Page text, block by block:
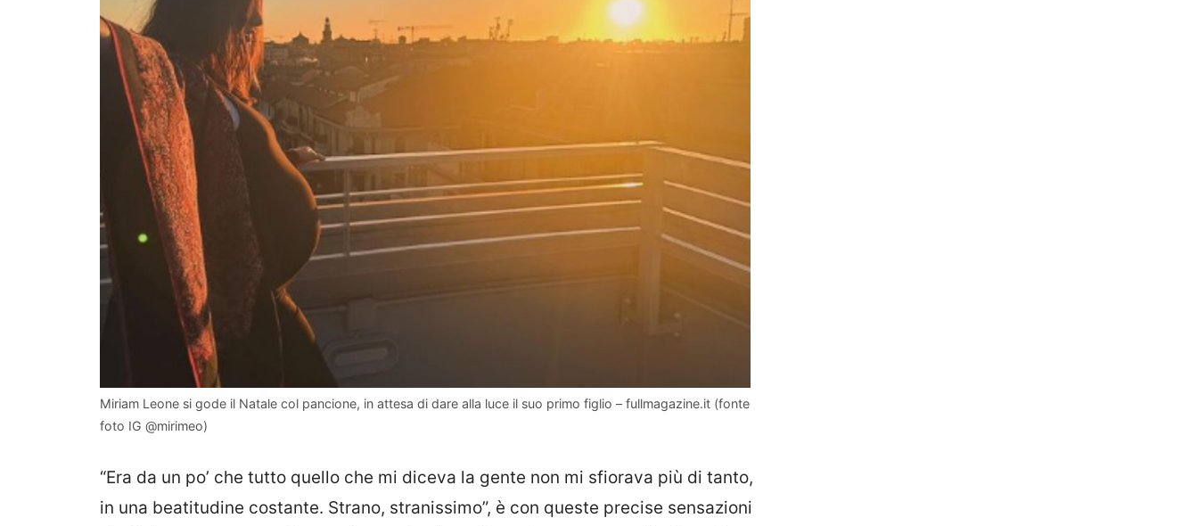
Miriam Leone si gode il Natale col pancione, in attesa di dare alla luce il suo primo figlio – fullmagazine.it (fonte
foto IG @mirimeo)
“Era da un po’ che tutto quello che mi diceva la gente non mi sfiorava più di tanto,
in una beatitudine costante. Strano, stranissimo”, è con queste precise sensazioni